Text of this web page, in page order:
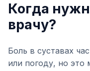
Когда
врачу?
Боль в суставах
или погоду, но это